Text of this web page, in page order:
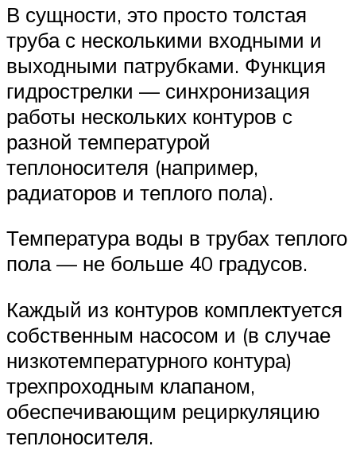
В сущности, это просто толстая
труба с несколькими входными и
выходными патрубками. Функция
гидрострелки — синхронизация
работы нескольких контуров с
разной температурой
теплоносителя (например,
радиаторов и теплого пола).
Температура воды в трубах теплого
пола — не больше 40 градусов.
Каждый из контуров комплектуется
собственным насосом и (в случае
низкотемпературного контура)
трехпроходным клапаном,
обеспечивающим рециркуляцию
теплоносителя.